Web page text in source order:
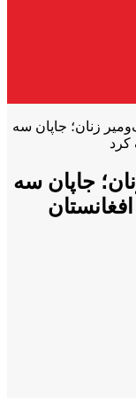
زنان؛ جاپان سه
کرد
جاپان سه